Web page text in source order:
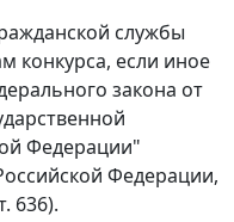
службы
конкурса, если иное
закона от
Федерации"
Федерации,
636).